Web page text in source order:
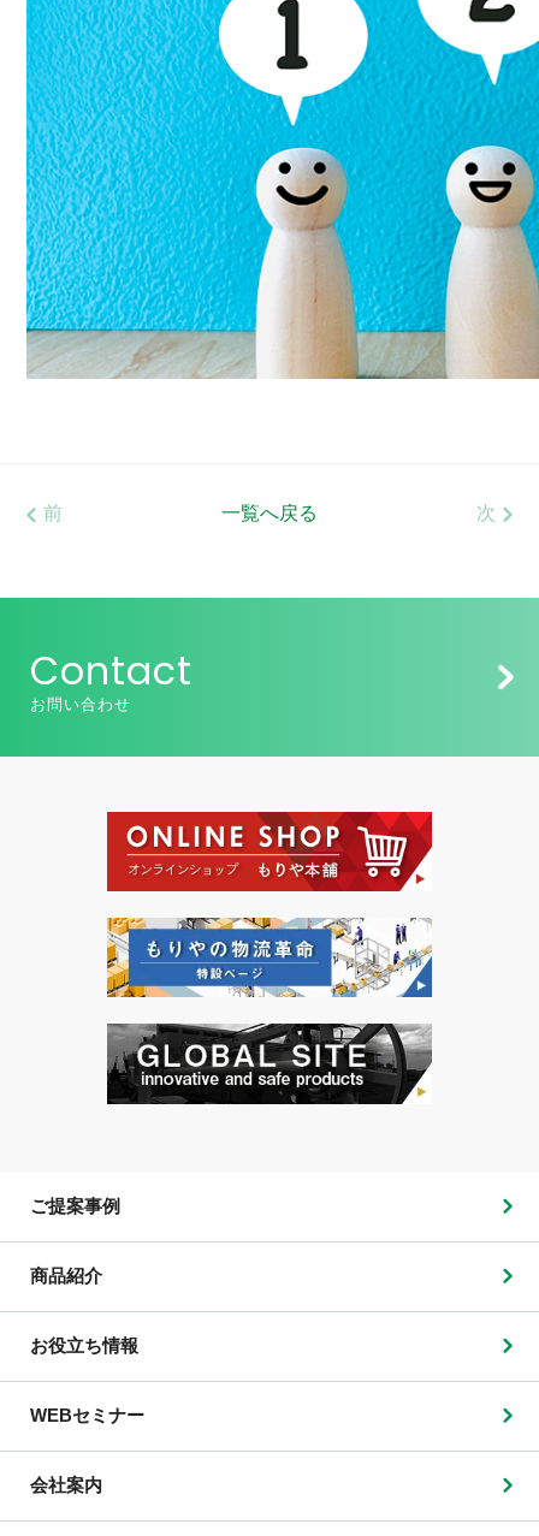
前 一覧へ戻る 次
Contact
お問い合わせ
ご提案事例
商品紹介
お役立ち情報
WEBセミナー
会社案内